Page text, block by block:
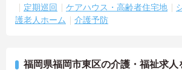
定期巡回
ケアハウス・高齢者住宅地
護老人ホーム
介護予防
福岡県福岡市東区の介護・福祉求人